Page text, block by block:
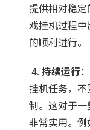
提供相对稳
戏挂机过程
的顺利进行。
4. 持续运行
挂机任务，
制。这对于一
非常实用。